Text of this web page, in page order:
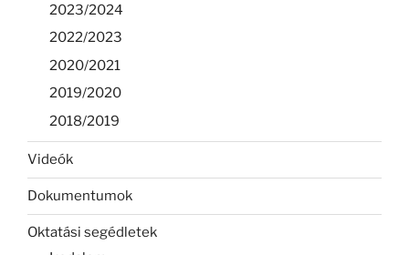
2023/2024
2022/2023
2020/2021
2019/2020
2018/2019
Videók
Dokumentumok
Oktatási segédletek